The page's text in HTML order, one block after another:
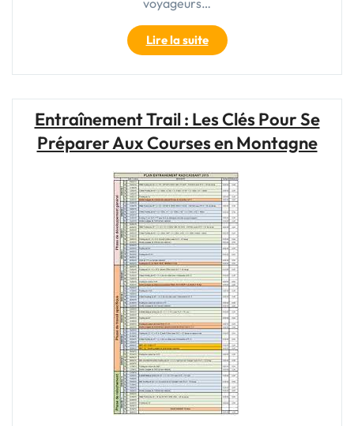
voyageurs…
Lire la suite"Voyagez
en
Toute
la
Valise
Roues
Cabine"
Entraînement Trail : Les Clés Pour Se
Préparer Aux Courses en Montagne